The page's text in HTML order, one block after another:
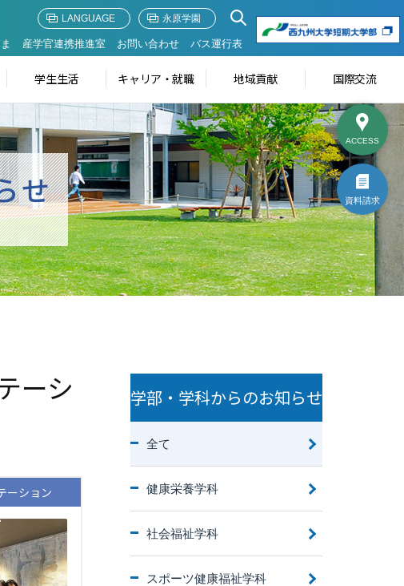
ACCESS
資料請求
産学官連携推進室 お問い合わせ バス運行表
LANGUAGE 永原学園
学生生活 キャリア・就職 地域貢献 国際交流
せ
ーシ
ーション
学部・学科からのお知らせ
全て
健康栄養学科
社会福祉学科
スポーツ健康福祉学科